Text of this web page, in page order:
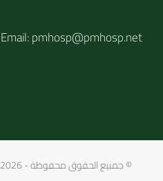
Email: pmhosp@pmhosp.net
© جمبيع الحقوق محفوظة -2026 | مستشفى د.عادل صادق